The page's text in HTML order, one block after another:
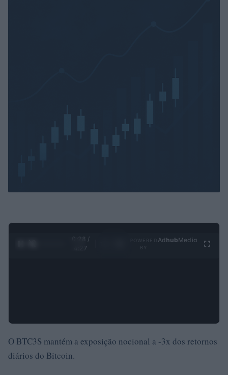
0:30 /
4:27
Ad hubMedia
O BTC3S mantém a exposição nocional a -3x dos retornos
diários do Bitcoin.